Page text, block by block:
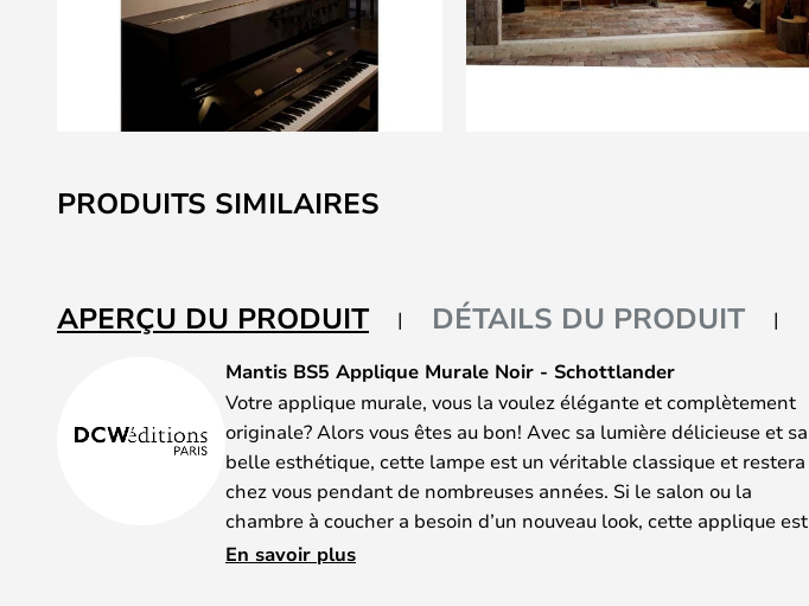
to
the
the
images
PRODUITS SIMILAIRES
APERÇU DU PRODUIT DÉTAILS DU PRODUIT
Mantis BS5 Applique Murale Noir - Schottlander
Votre applique murale, vous la voulez élégante et complètement
originale? Alors vous êtes au bon! Avec sa lumière délicieuse et sa
belle esthétique, cette lampe est un véritable classique et restera
chez vous pendant de nombreuses années. Si le salon ou la
chambre à coucher a besoin d’un nouveau look, cette applique est
faite pour vous!
En savoir plus